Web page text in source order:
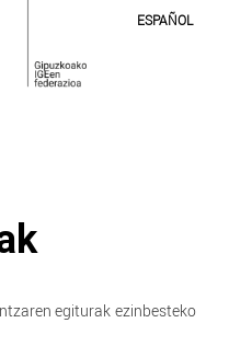
ESPAÑOL
egiturak ezinbesteko